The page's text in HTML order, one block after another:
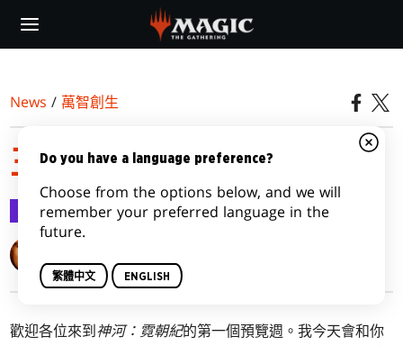
main
News / 萬智創生
王朝的建立，第一部
萬智創生 2022-01-28
歡迎各位來到神河：霓朝紀的第一個預覽週。我今天會和你
Do you have a language preference?
Choose from the options below, and we will
remember your preferred language in the
future.
繁體中文 ENGLISH